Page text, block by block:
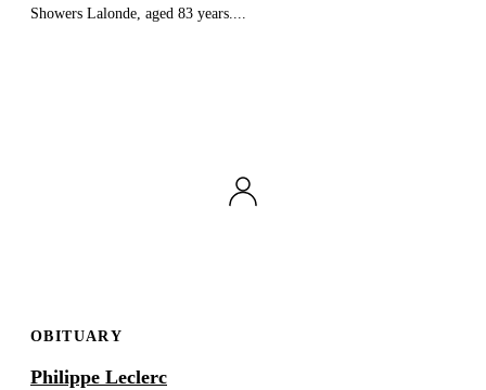
Showers Lalonde, aged 83 years....
OBITUARY
Philippe Leclerc